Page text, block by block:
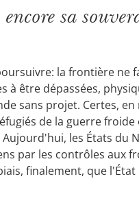
sa
la frontière ne
à être dépassées,
sans projet. Certes,
de la guerre
les États
par les contrôles aux
finalement, que